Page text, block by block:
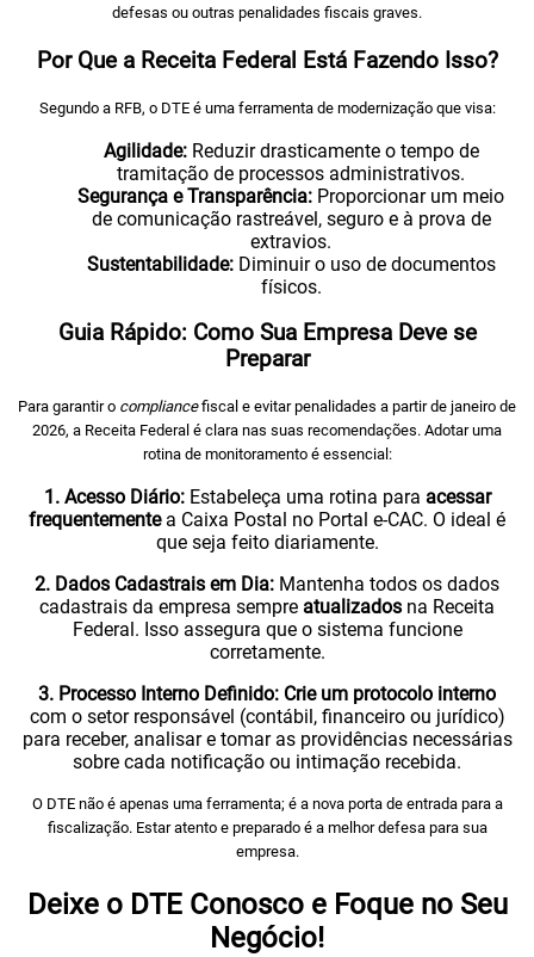
defesas ou outras penalidades fiscais graves.
Por Que a Receita Federal Está Fazendo Isso?
Segundo a RFB, o DTE é uma ferramenta de modernização que visa:
Agilidade:Reduzir drasticamente o tempo de
tramitação de processos administrativos.
Segurança e Transparência: Proporcionar um meio
de comunicação rastreável, seguro e à prova de
extravios.
Sustentabilidade:Diminuir o uso de documentos
físicos.
Guia Rápido: Como Sua Empresa Deve se
Preparar
Para garantir o compliancefiscal e evitar penalidades a partir de janeiro de
2026, a Receita Federal é clara nas suas recomendações. Adotar uma
rotina de monitoramento é essencial:
1. Acesso Diário:Estabeleça uma rotina para acessar
frequentementea Caixa Postal no Portal e-CAC. O ideal é
que seja feito diariamente.
2. Dados Cadastrais em Dia: Mantenha todos os dados
cadastrais da empresa sempre atualizados na Receita
Federal. Isso assegura que o sistema funcione
corretamente.
3. Processo Interno Definido: Crie um protocolo interno
com o setor responsável (contábil, financeiro ou jurídico)
para receber, analisar e tomar as providências necessárias
sobre cada notificação ou intimação recebida.
O DTE não é apenas uma ferramenta; é a nova porta de entrada para a
fiscalização. Estar atento e preparado é a melhor defesa para sua
empresa.
Deixe o DTE Conosco e Foque no Seu
Negócio!